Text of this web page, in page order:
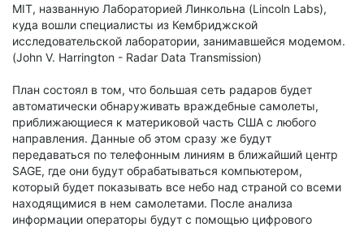
MIT, названную Лабораторией Линкольна (Lincoln Labs),
куда вошли специалисты из Кембриджской
исследовательской лаборатории, занимавшейся модемом.
(John V. Harrington - Radar Data Transmission)
План состоял в том, что большая сеть радаров будет
автоматически обнаруживать враждебные самолеты,
приближающиеся к материковой часть США с любого
направления. Данные об этом сразу же будут
передаваться по телефонным линиям в ближайший центр
SAGE, где они будут обрабатываться компьютером,
который будет показывать все небо над страной со всеми
находящимися в нем самолетами. После анализа
информации операторы будут с помощью цифрового